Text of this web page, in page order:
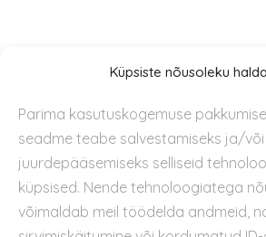
Küpsiste nõusoleku
Parima kasutuskogemuse
seadme teabe salvestamiseks ja/või
juurdepääsemiseks selliseid
küpsised. Nende tehnoloogiatega
võimaldab meil töödelda andmeid,
Kontakt
Privaatsuspoliitika
Kasutustingimused
Küpsiste kasutamise poliitika